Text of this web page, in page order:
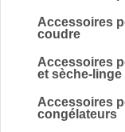
Accessoires
coudre
Accessoires
et sèche-linge
Accessoires
congélateurs